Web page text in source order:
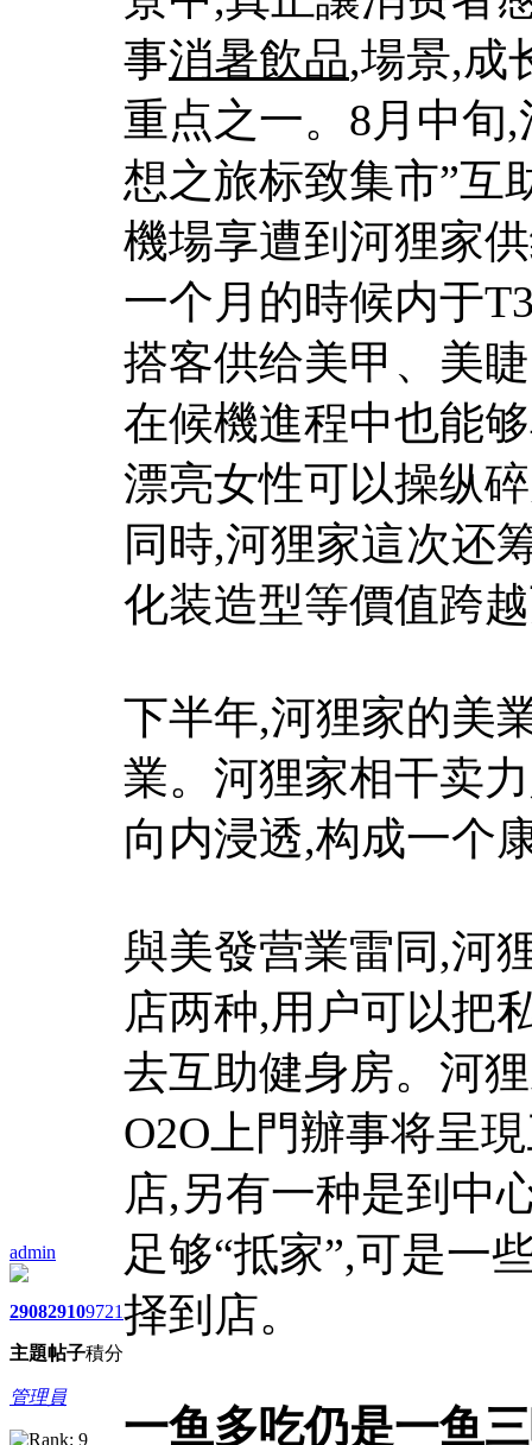
admin
2908
主題
2910
帖子
9721
積分
管理員
事消暑飲品,場景,成
重点之一。8月中旬
想之旅标致集市”互
機場享遭到河狸家
一个月的時候内于
搭客供给美甲、美
在候機進程中也能
漂亮女性可以操纵
同時,河狸家這次还
化装造型等價值跨
下半年,河狸家的美
業。河狸家相干卖
向内浸透,构成一个
與美發营業雷同,河
店两种,用户可以把
去互助健身房。河
O2O上門辦事将呈
店,另有一种是到中
足够“抵家”,可是一
择到店。
一鱼多吃仍是一鱼